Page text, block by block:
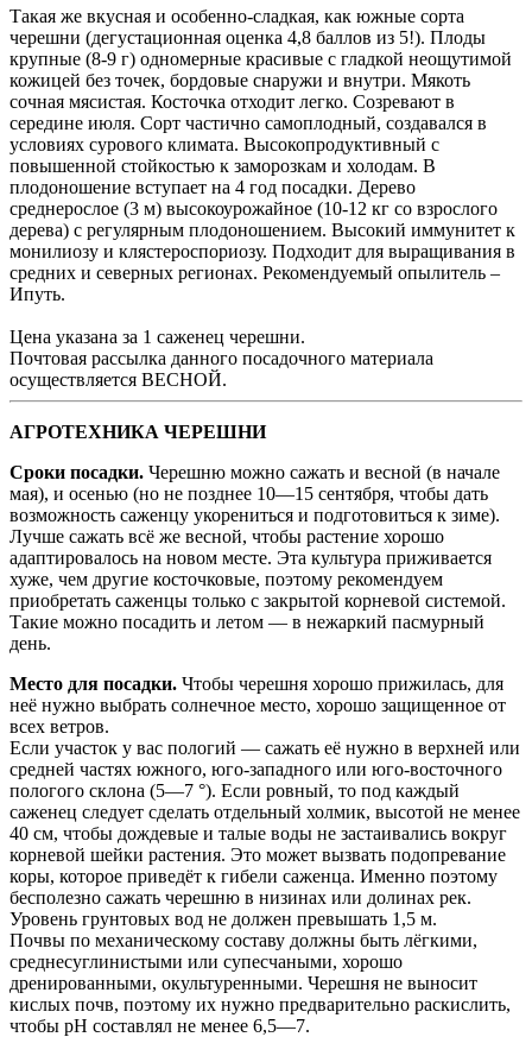
Такая же вкусная и особенно-сладкая, как южные сорта
черешни (дегустационная оценка 4,8 баллов из 5!). Плоды
крупные (8-9 г) одномерные красивые с гладкой неощутимой
кожицей без точек, бордовые снаружи и внутри. Мякоть
сочная мясистая. Косточка отходит легко. Созревают в
середине июля. Сорт частично самоплодный, создавался в
условиях сурового климата. Высокопродуктивный с
повышенной стойкостью к заморозкам и холодам. В
плодоношение вступает на 4 год посадки. Дерево
среднерослое (3 м) высокоурожайное (10-12 кг со взрослого
дерева) с регулярным плодоношением. Высокий иммунитет к
монилиозу и клястероспориозу. Подходит для выращивания в
средних и северных регионах. Рекомендуемый опылитель –
Ипуть.
Цена указана за 1 саженец черешни.
Почтовая рассылка данного посадочного материала
осуществляется ВЕСНОЙ.
АГРОТЕХНИКА ЧЕРЕШНИ
Сроки посадки. Черешню можно сажать и весной (в начале
мая), и осенью (но не позднее 10—15 сентября, чтобы дать
возможность саженцу укорениться и подготовиться к зиме).
Лучше сажать всё же весной, чтобы растение хорошо
адаптировалось на новом месте. Эта культура приживается
хуже, чем другие косточковые, поэтому рекомендуем
приобретать саженцы только с закрытой корневой системой.
Такие можно посадить и летом — в нежаркий пасмурный
день.
Место для посадки. Чтобы черешня хорошо прижилась, для
неё нужно выбрать солнечное место, хорошо защищенное от
всех ветров.
Если участок у вас пологий — сажать её нужно в верхней или
средней частях южного, юго-западного или юго-восточного
пологого склона (5—7 °). Если ровный, то под каждый
саженец следует сделать отдельный холмик, высотой не менее
40 см, чтобы дождевые и талые воды не застаивались вокруг
корневой шейки растения. Это может вызвать подопревание
коры, которое приведёт к гибели саженца. Именно поэтому
бесполезно сажать черешню в низинах или долинах рек.
Уровень грунтовых вод не должен превышать 1,5 м.
Почвы по механическому составу должны быть лёгкими,
среднесуглинистыми или супесчаными, хорошо
дренированными, окультуренными. Черешня не выносит
кислых почв, поэтому их нужно предварительно раскислить,
чтобы рН составлял не менее 6,5—7.